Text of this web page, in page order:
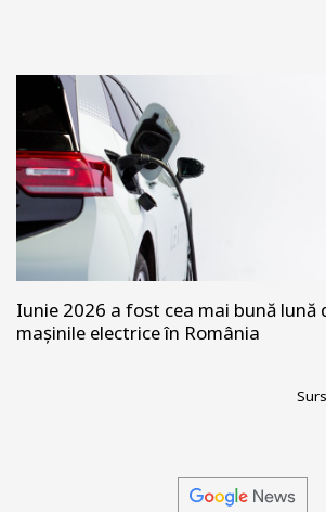
Iunie 2026 a fost cea mai bună
mașinile electrice în România